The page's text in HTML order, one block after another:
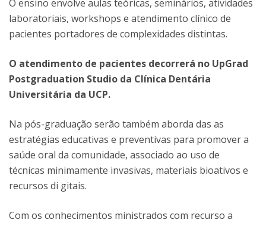
O ensino envolve aulas teóricas, seminários, atividades
laboratoriais, workshops e atendimento clínico de
pacientes portadores de complexidades distintas.
O atendimento de pacientes decorrerá no UpGrad
Postgraduation Studio da Clínica Dentária
Universitária da UCP.
Na pós-graduação serão também aborda das as
estratégias educativas e preventivas para promover a
saúde oral da comunidade, associado ao uso de
técnicas minimamente invasivas, materiais bioativos e
recursos di gitais.
Com os conhecimentos ministrados com recurso a